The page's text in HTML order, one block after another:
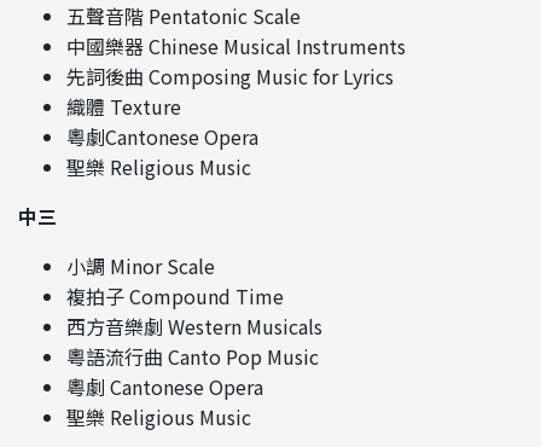
五聲音階 Pentatonic Scale
中國樂器 Chinese Musical Instruments
先詞後曲 Composing Music for Lyrics
織體 Texture
粵劇Cantonese Opera
聖樂 Religious Music
中三
小調 Minor Scale
複拍子 Compound Time
西方音樂劇 Western Musicals
粵語流行曲 Canto Pop Music
粵劇 Cantonese Opera
聖樂 Religious Music